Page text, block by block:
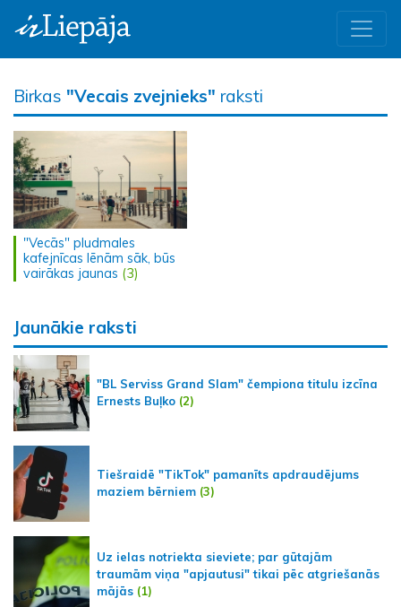
Birkas "Vecais zvejnieks" raksti
"Vecās" pludmales
kafejnīcas lēnām sāk, būs
vairākas jaunas (3)
Jaunākie raksti
"BL Serviss Grand Slam" čempiona titulu izcīna
Ernests Buļko (2)
Tiešraidē "TikTok" pamanīts apdraudējums
maziem bērniem (3)
Uz ielas notriekta sieviete; par gūtajām
traumām viņa "apjautusi" tikai pēc atgriešanās
mājās (1)